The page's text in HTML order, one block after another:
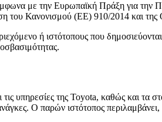
με την Ευρωπαϊκή Πράξη για
του Κανονισμού (ΕΕ) 910/2014 και
ή ιστότοπους που
υπηρεσίες της Toyota, καθώς και τα
Ο παρών ιστότοπος